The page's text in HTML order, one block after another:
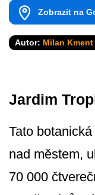
Zobrazit na
Autor: Milan Kment
Jardim
Tato
nad městem,
70 000